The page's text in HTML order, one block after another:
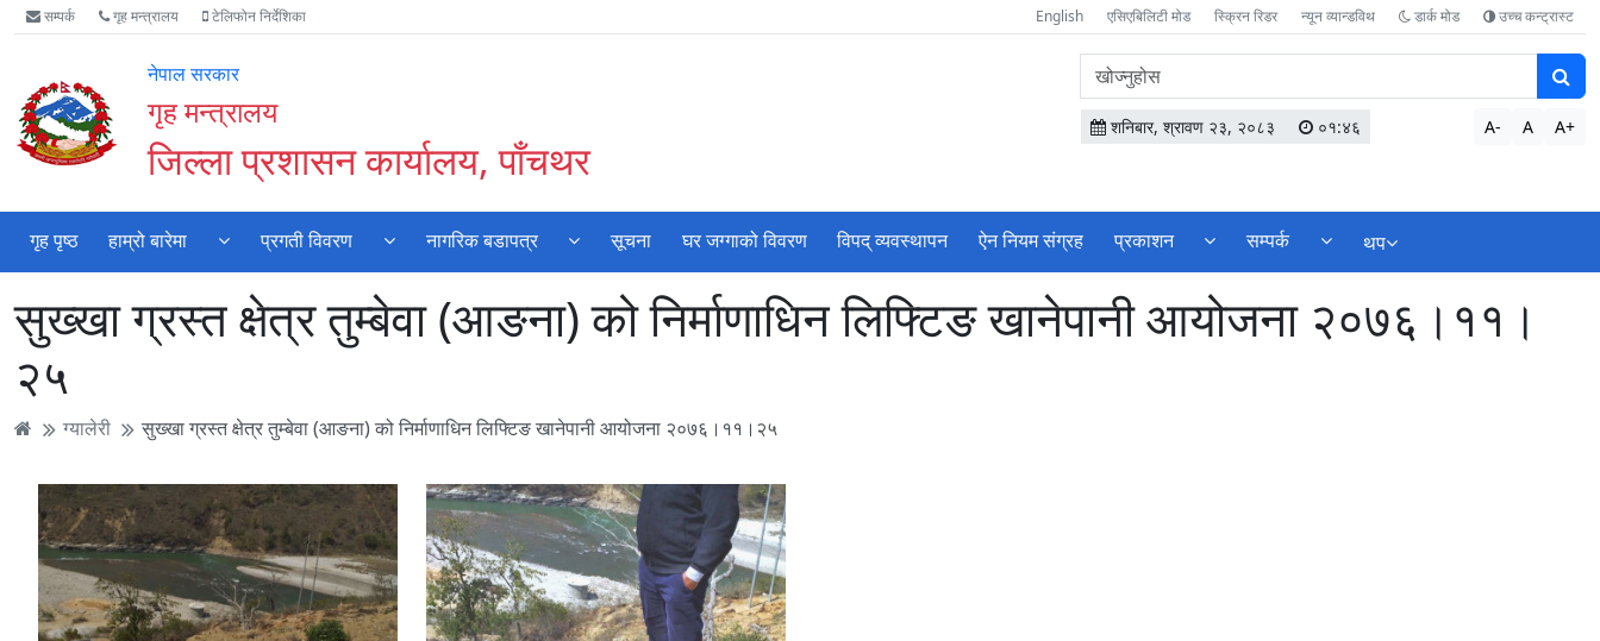
Accessibility
Mode
गर्नुहोस्
मुख्य
सामाग्री
मुख्य
नेभिगेसन
वेबसाइट
खोजमा
सम्पर्क गृह मन्त्रालय टेलिफोन निर्देशिका English एसिएबिलिटी मोड स्क्रिन रिडर न्यून व्यान्डविथ डार्क मोड उच्च कन्ट्रास्ट
नेपाल सरकार
गृह मन्त्रालय
जिल्ला प्रशासन कार्यालय, पाँचथर
वेबसाइटमा
सामग्री
खोज्नुहोस
शनिबार, श्रावण २३, २०८३ ०१:४६ A- A A+
गृह पृष्ठ हाम्रो बारेमा प्रगती विवरण नागरिक बडापत्र सूचना घर जग्गाको विवरण विपद् व्यवस्थापन ऐन नियम संग्रह प्रकाशन सम्पर्क थप
सुख्खा ग्रस्त क्षेत्र तुम्बेवा (आङना) को निर्माणाधिन लिफ्टिङ खानेपानी आयोजना २०७६।११।
२५
ग्यालेरी सुख्खा ग्रस्त क्षेत्र तुम्बेवा (आङना) को निर्माणाधिन लिफ्टिङ खानेपानी आयोजना २०७६।११।२५